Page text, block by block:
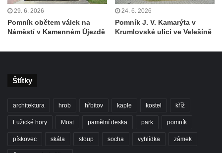
v Dubé
Hrob Jiřího Kasala na hřbitově v Dubé
Pomník padlým rudoarmějcům na hřbitově
Pomník obětem 1. světové války na hřbitově
ve Velkém Šenově
Hrob Petra Záhorky na hřbitově ve Velkém
29. 6. 2026
Pomník obětem válek na
Náměstí v Kamenném Újezdě
24. 6. 2026
Pomník J. V. Kamarýta v
Krumlovské ulici ve Velešíně
Štítky
architektura hrob hřbitov kaple kostel kříž
Lužické hory Most pamětní deska park pomník
pískovec skála sloup socha vyhlídka zámek